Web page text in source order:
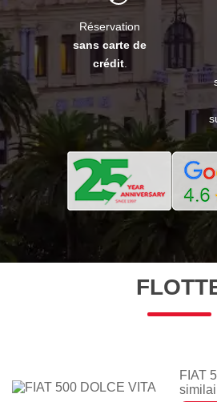
Réservation
sans carte de
crédit.
FIAT